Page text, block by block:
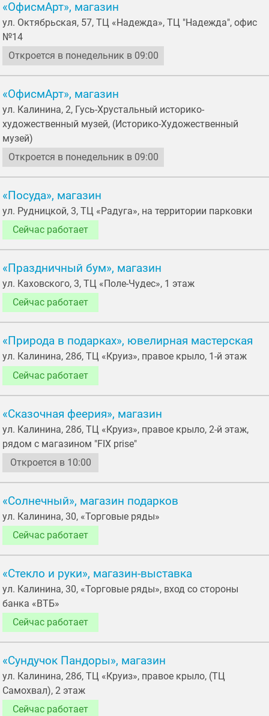
«ОфисмАрт», магазин
ул. Октябрьская, 57, ТЦ «Надежда», ТЦ "Надежда", офис
№14
Откроется в понедельник в 09:00
«ОфисмАрт», магазин
ул. Калинина, 2, Гусь-Хрустальный историко-
художественный музей, (Историко-Художественный
музей)
Откроется в понедельник в 09:00
«Посуда», магазин
ул. Рудницкой, 3, ТЦ «Радуга», на территории парковки
Сейчас работает
«Праздничный бум», магазин
ул. Каховского, 3, ТЦ «Поле-Чудес», 1 этаж
Сейчас работает
«Природа в подарках», ювелирная мастерская
ул. Калинина, 28б, ТЦ «Круиз», правое крыло, 1-й этаж
Сейчас работает
«Сказочная феерия», магазин
ул. Калинина, 28б, ТЦ «Круиз», правое крыло, 2-й этаж,
рядом с магазином "FIX prise"
Откроется в 10:00
«Солнечный», магазин подарков
ул. Калинина, 30, «Торговые ряды»
Сейчас работает
«Стекло и руки», магазин-выставка
ул. Калинина, 30, «Торговые ряды», вход со стороны
банка «ВТБ»
Сейчас работает
«Сундучок Пандоры», магазин
ул. Калинина, 28б, ТЦ «Круиз», правое крыло, (ТЦ
Самохвал), 2 этаж
Сейчас работает